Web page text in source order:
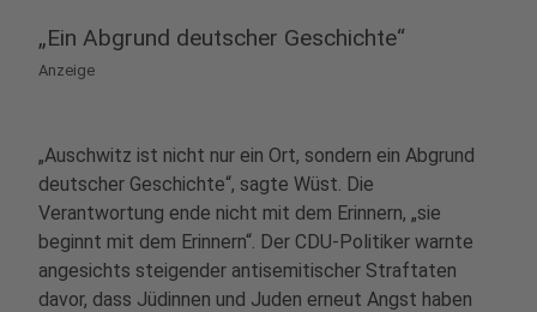
„Ein Abgrund deutscher Geschichte“
Anzeige
„Auschwitz ist nicht nur ein Ort, sondern ein Abgrund
deutscher Geschichte“, sagte Wüst. Die
Verantwortung ende nicht mit dem Erinnern, „sie
beginnt mit dem Erinnern“. Der CDU-Politiker warnte
angesichts steigender antisemitischer Straftaten
davor, dass Jüdinnen und Juden erneut Angst haben